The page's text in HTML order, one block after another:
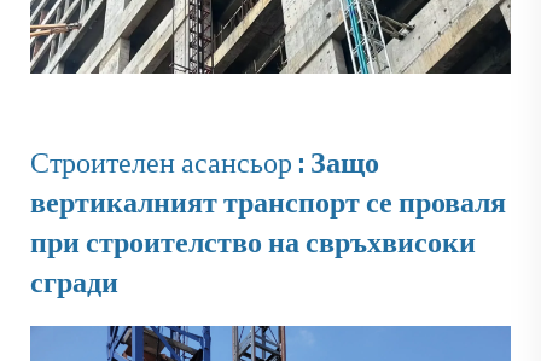
Строителен асансьор : Защо
вертикалният транспорт се проваля
при строителство на свръхвисоки
сгради